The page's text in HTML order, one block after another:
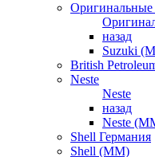
назад
Suzuki
British
Neste
Neste
назад
Neste
Shell Германия
Shell (ММ)